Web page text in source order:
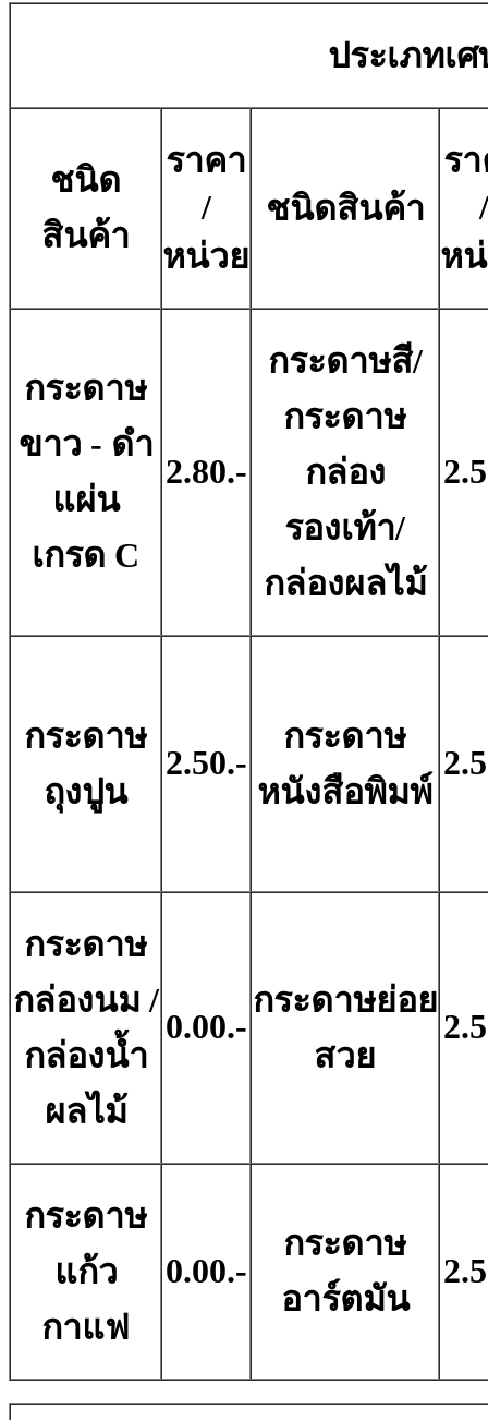
ประเภทเ
ชนิด
สินค้า
ราคา
/
หน่วย
ชนิดสินค้า
ร
/
ห
กระดาษ
ขาว - ดํา
แผ่น
เกรด C
2.80.-
กระดาษสี/
กระดาษ
กล่อง
รองเท้า/
กล่องผลไม้
กระดาษ
ถุงปูน
2.50.-
กระดาษ
หนังสือพิมพ์
กระดาษ
กล่องนม /
กล่องน้ำ
ผลไม้
0.00.-
กระดาษย่อย
สวย
กระดาษ
แก้ว
กาแฟ
0.00.-
กระดาษ
อาร์ตมัน